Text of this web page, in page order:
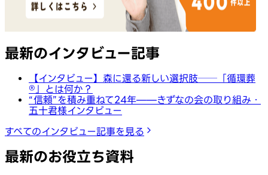
最新のインタビュー記事
【インタビュー】森に還る新しい選択肢──「循環葬
®︎」とは何か？
“信頼”を積み重ねて24年——きずなの会の取り組み・
五十君様インタビュー
すべてのインタビュー記事を見る
最新のお役立ち資料